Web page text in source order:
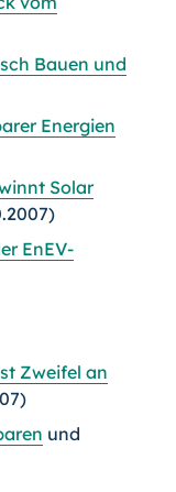
Bauen und
Energien
Solar
EnEV-
Zweifel an
und